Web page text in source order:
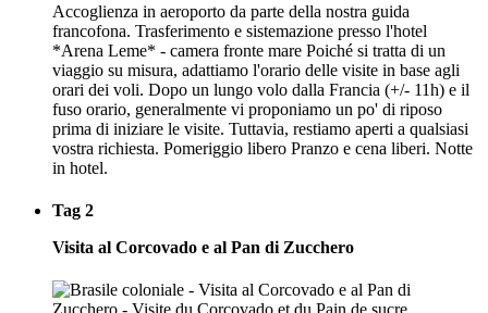
Accoglienza in aeroporto da parte della nostra guida
francofona. Trasferimento e sistemazione presso l'hotel
*Arena Leme* - camera fronte mare Poiché si tratta di un
viaggio su misura, adattiamo l'orario delle visite in base agli
orari dei voli. Dopo un lungo volo dalla Francia (+/- 11h) e il
fuso orario, generalmente vi proponiamo un po' di riposo
prima di iniziare le visite. Tuttavia, restiamo aperti a qualsiasi
vostra richiesta. Pomeriggio libero Pranzo e cena liberi. Notte
in hotel.
Tag 2
Visita al Corcovado e al Pan di Zucchero